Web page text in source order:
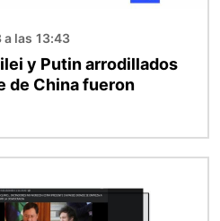
las 13:43
y Putin arrodillados
de China fueron